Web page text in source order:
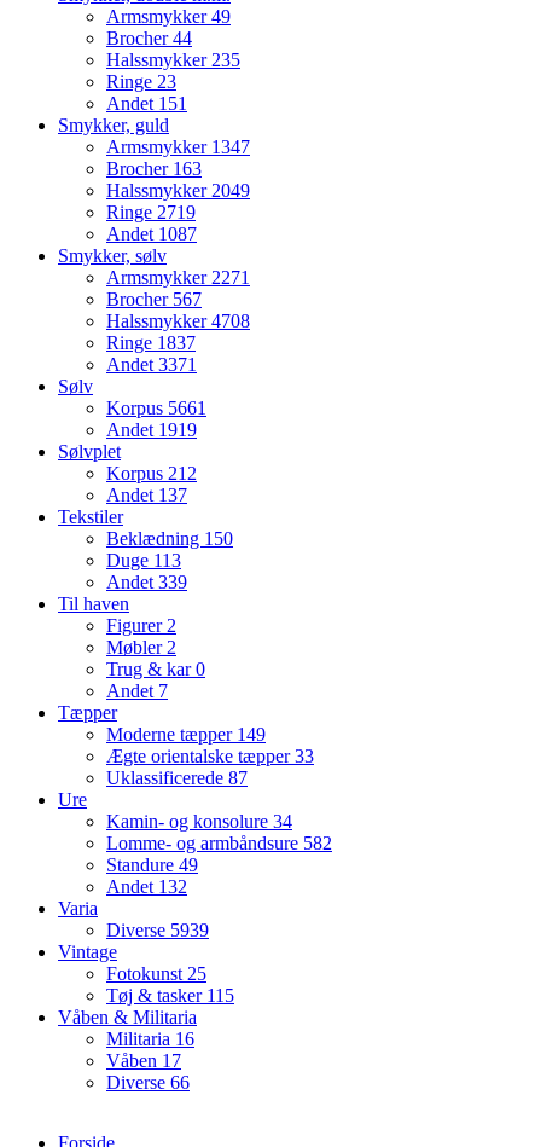
Armsmykker49
Brocher44
Halssmykker235
Ringe 23
Andet 151
Smykker, guld
Armsmykker 1347
Brocher 163
Halssmykker2049
Ringe 2719
Andet 1087
Smykker, sølv
Armsmykker2271
Brocher 567
Halssmykker4708
Ringe 1837
Andet3371
Sølv
Korpus 5661
Andet 1919
Sølvplet
Korpus 212
Andet 137
Tekstiler
Beklædning 150
Duge 113
Andet339
Til haven
Figurer2
Møbler2
Trug & kar0
Andet 7
Tæpper
Moderne tæpper 149
Ægte orientalske tæpper33
Uklassificerede 87
Ure
Kamin- og konsolure 34
Lomme- og armbåndsure 582
Standure 49
Andet 132
Varia
Diverse 5939
Vintage
Fotokunst25
Tøj & tasker 115
Våben & Militaria
Militaria 16
Våben 17
Diverse 66